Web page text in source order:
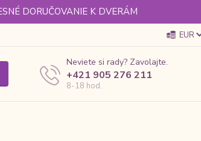
DORUČOVANIE K DVERÁM
EUR
Neviete si rady? Zavolajte.
+421 905 276 211
8-18 hod.